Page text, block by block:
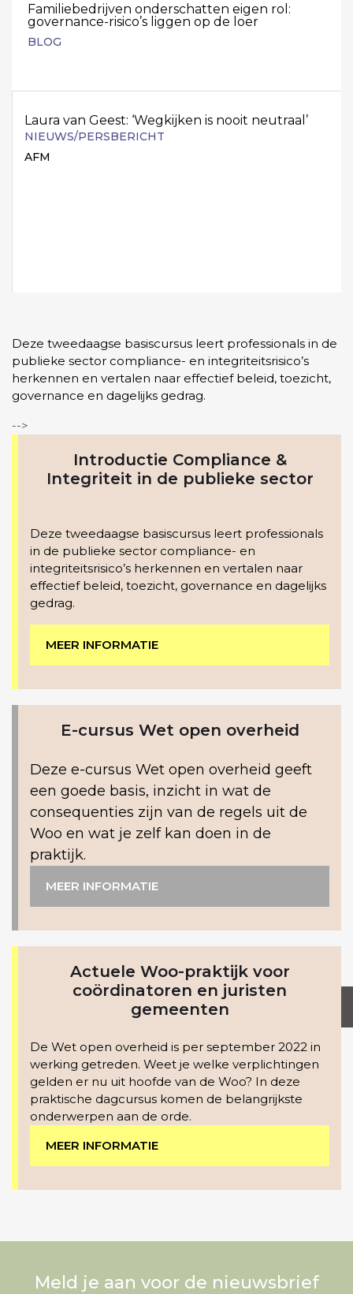
Familiebedrijven onderschatten eigen rol:
governance-risico’s liggen op de loer
BLOG
Laura van Geest: ‘Wegkijken is nooit neutraal’
NIEUWS/PERSBERICHT
AFM
Deze tweedaagse basiscursus leert professionals in de
publieke sector compliance- en integriteitsrisico’s
herkennen en vertalen naar effectief beleid, toezicht,
governance en dagelijks gedrag.
MEER INFORMATIE
-->
Introductie Compliance &
Integriteit in de publieke sector
Deze tweedaagse basiscursus leert professionals
in de publieke sector compliance- en
integriteitsrisico’s herkennen en vertalen naar
effectief beleid, toezicht, governance en dagelijks
gedrag.
MEER INFORMATIE
E-cursus Wet open overheid
Deze e-cursus Wet open overheid geeft
een goede basis, inzicht in wat de
consequenties zijn van de regels uit de
Woo en wat je zelf kan doen in de
praktijk.
MEER INFORMATIE
Actuele Woo-praktijk voor
coördinatoren en juristen
gemeenten
De Wet open overheid is per september 2022 in
werking getreden. Weet je welke verplichtingen
gelden er nu uit hoofde van de Woo? In deze
praktische dagcursus komen de belangrijkste
onderwerpen aan de orde.
MEER INFORMATIE
Meld je aan voor de nieuwsbrief